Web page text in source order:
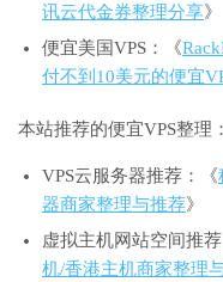
讯云代金券整理分享》
便宜美国VPS：《
付不到10美元的便宜
本站推荐的便宜VPS整理：
VPS云服务器推荐：《
器商家整理与推荐》
虚拟主机网站空间推
机/香港主机商家整理